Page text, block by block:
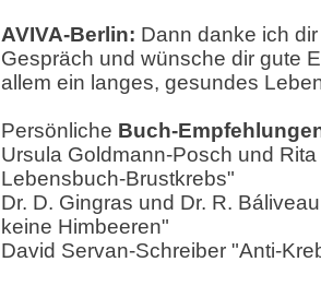
AVIVA-Berlin: Dann danke ich
Gespräch und wünsche dir gute
allem ein langes, gesundes
Persönliche Buch-
Ursula Goldmann-Posch und
Lebensbuch-Brustkrebs"
Dr. D. Gingras und Dr. R.
keine Himbeeren"
David Servan-Schreiber "Anti-